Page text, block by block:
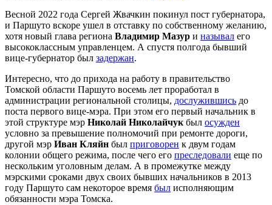
Весной 2022 года Сергей Жвачкин покинул пост губернатора,
и Паршуто вскоре ушел в отставку по собственному желанию,
хотя новый глава региона Владимир Мазур и называл его
высококлассным управленцем. А спустя полгода бывший
вице-губернатор был задержан.
Интересно, что до прихода на работу в правительство
Томской области Паршуто восемь лет проработал в
администрации региональной столицы, дослужившись до
поста первого вице-мэра. При этом его первый начальник в
этой структуре мэр Николай Николайчук был осужден
условно за превышение полномочий при ремонте дороги,
другой мэр Иван Кляйн был приговорен к двум годам
колонии общего режима, после чего его преследовали еще по
нескольким уголовным делам. А в промежутке между
мэрскими сроками двух своих бывших начальников в 2013
году Паршуто сам некоторое время был исполняющим
обязанности мэра Томска.